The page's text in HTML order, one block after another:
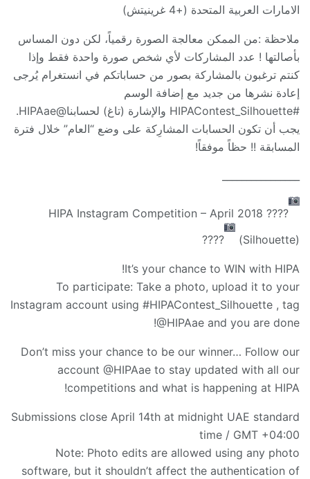
الامارات العربية المتحدة (+4 غرينيتش)
ملاحظة :من الممكن معالجة الصورة رقمياً، لكن دون المساس
بأصالتها ! عدد المشاركات لأي شخص صورة واحدة فقط وإذا
كنتم ترغبون بالمشاركة بصور من حساباتكم في انستغرام يُرجى
إعادة نشرها من جديد مع إضافة الوسم
#HIPAContest_Silhouette والإشارة (تاغ) لحسابنا@HIPAae.
يجب أن تكون الحسابات المشارِكة على وضع “العام” خلال فترة
المسابقة !! حظاً موفقاً!
????
HIPA Instagram Competition – April 2018
(Silhouette)
????
It’s your chance to WIN with HIPA!
To participate: Take a photo, upload it to your
Instagram account using #HIPAContest_Silhouette , tag
@HIPAae and you are done!
Don’t miss your chance to be our winner… Follow our
account @HIPAae to stay updated with all our
competitions and what is happening at HIPA!
Submissions close April 14th at midnight UAE standard
time / GMT +04:00
Note: Photo edits are allowed using any photo
software, but it shouldn’t affect the authentication of